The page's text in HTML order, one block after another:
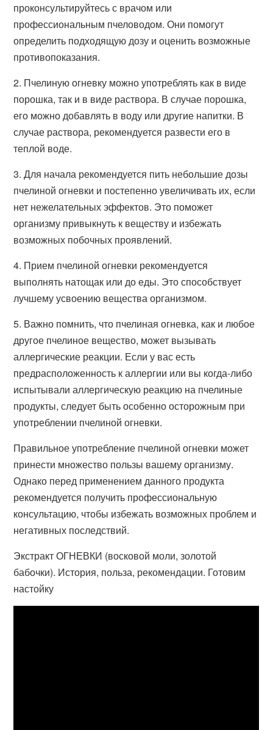
проконсультируйтесь с врачом или
профессиональным пчеловодом. Они помогут
определить подходящую дозу и оценить возможные
противопоказания.
2. Пчелиную огневку можно употреблять как в виде
порошка, так и в виде раствора. В случае порошка,
его можно добавлять в воду или другие напитки. В
случае раствора, рекомендуется развести его в
теплой воде.
3. Для начала рекомендуется пить небольшие дозы
пчелиной огневки и постепенно увеличивать их, если
нет нежелательных эффектов. Это поможет
организму привыкнуть к веществу и избежать
возможных побочных проявлений.
4. Прием пчелиной огневки рекомендуется
выполнять натощак или до еды. Это способствует
лучшему усвоению вещества организмом.
5. Важно помнить, что пчелиная огневка, как и любое
другое пчелиное вещество, может вызывать
аллергические реакции. Если у вас есть
предрасположенность к аллергии или вы когда-либо
испытывали аллергическую реакцию на пчелиные
продукты, следует быть особенно осторожным при
употреблении пчелиной огневки.
Правильное употребление пчелиной огневки может
принести множество пользы вашему организму.
Однако перед применением данного продукта
рекомендуется получить профессиональную
консультацию, чтобы избежать возможных проблем и
негативных последствий.
Экстракт ОГНЕВКИ (восковой моли, золотой
бабочки). История, польза, рекомендации. Готовим
настойку